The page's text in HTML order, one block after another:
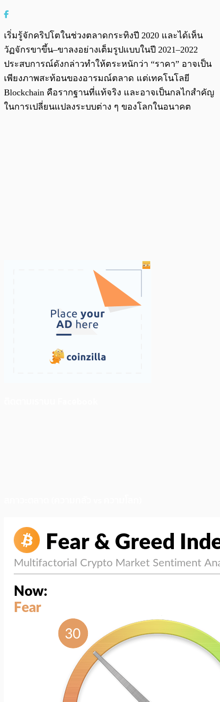
เริ่มรู้จักคริปโตในช่วงตลาดกระทิงปี 2020 และได้เห็น
วัฏจักรขาขึ้น–ขาลงอย่างเต็มรูปแบบในปี 2021–2022
ประสบการณ์ดังกล่าวทำให้ตระหนักว่า “ราคา” อาจเป็น
เพียงภาพสะท้อนของอารมณ์ตลาด แต่เทคโนโลยี
Blockchain คือรากฐานที่แท้จริง และอาจเป็นกลไกสำคัญ
ในการเปลี่ยนแปลงระบบต่าง ๆ ของโลกในอนาคต